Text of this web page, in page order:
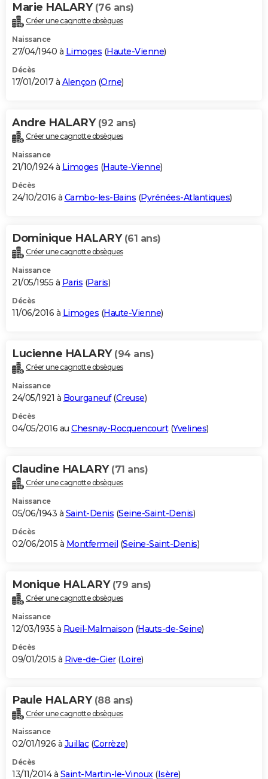
Marie HALARY (76 ans)
Créer une cagnotte obsèques
Naissance
27/04/1940 à Limoges (Haute-Vienne)
Décès
17/01/2017 à Alençon (Orne)
Andre HALARY (92 ans)
Créer une cagnotte obsèques
Naissance
21/10/1924 à Limoges (Haute-Vienne)
Décès
24/10/2016 à Cambo-les-Bains (Pyrénées-Atlantiques)
Dominique HALARY (61 ans)
Créer une cagnotte obsèques
Naissance
21/05/1955 à Paris (Paris)
Décès
11/06/2016 à Limoges (Haute-Vienne)
Lucienne HALARY (94 ans)
Créer une cagnotte obsèques
Naissance
24/05/1921 à Bourganeuf(Creuse)
Décès
04/05/2016 au Chesnay-Rocquencourt(Yvelines)
Claudine HALARY (71 ans)
Créer une cagnotte obsèques
Naissance
05/06/1943 à Saint-Denis (Seine-Saint-Denis)
Décès
02/06/2015 à Montfermeil (Seine-Saint-Denis)
Monique HALARY (79 ans)
Créer une cagnotte obsèques
Naissance
12/03/1935 à Rueil-Malmaison (Hauts-de-Seine)
Décès
09/01/2015 à Rive-de-Gier(Loire)
Paule HALARY (88 ans)
Créer une cagnotte obsèques
Naissance
02/01/1926 à Juillac(Corrèze)
Décès
13/11/2014 à Saint-Martin-le-Vinoux(Isère)